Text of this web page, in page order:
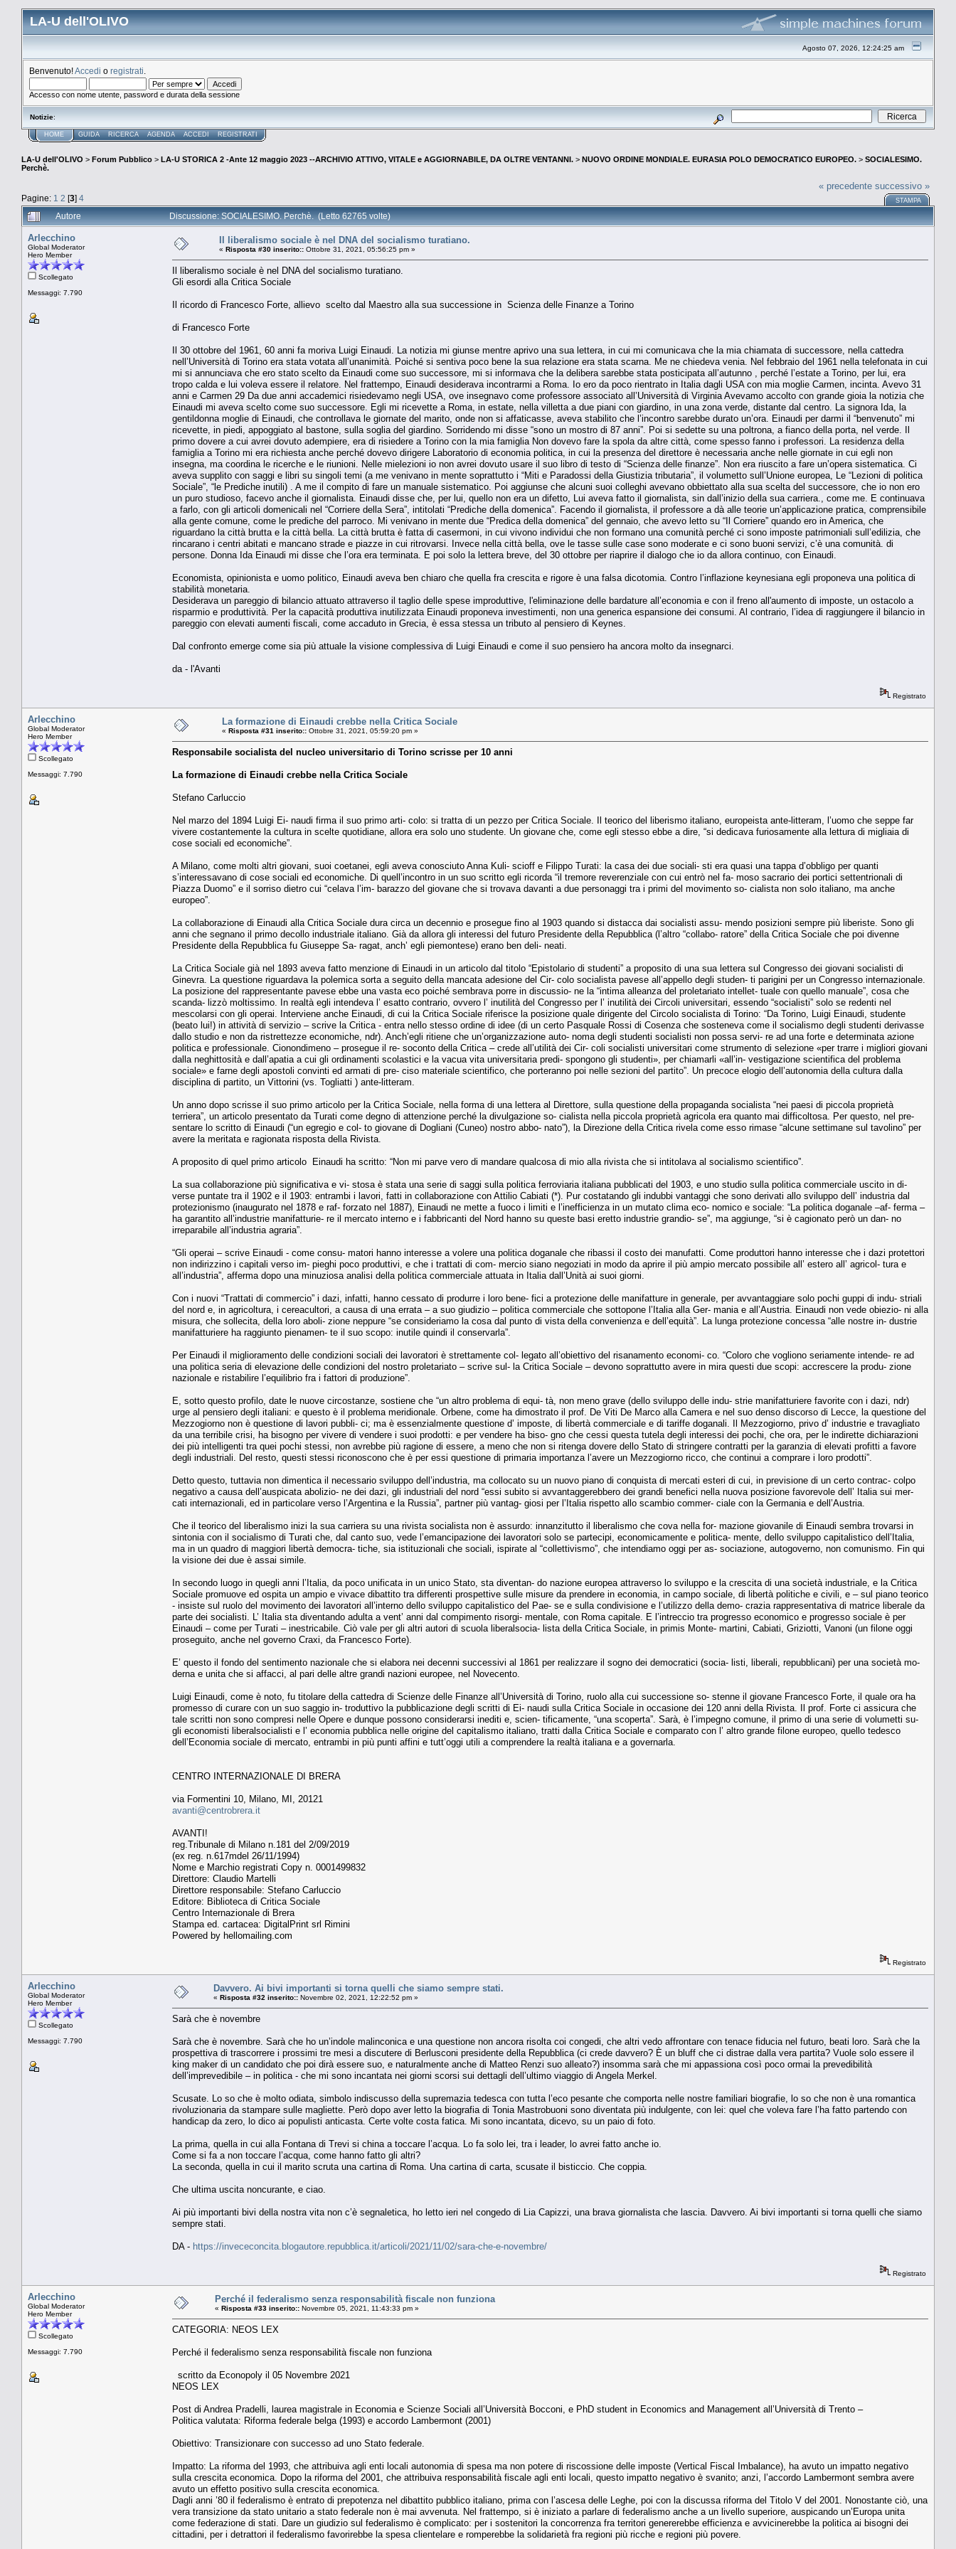
LA-U dell'OLIVO
Agosto 07, 2026, 12:24:25 am
Benvenuto!Accedi o registrati
Accesso con nome utente, password e durata della sessione
Notizie:
HOME GUIDA RICERCA AGENDA ACCEDI REGISTRATI
LA-U dell'OLIVO > Forum Pubblico > LA-U STORICA 2 -Ante 12 maggio 2023 --ARCHIVIO ATTIVO, VITALE e AGGIORNABILE, DA OLTRE VENTANNI. > NUOVO ORDINE MONDIALE. EURASIA POLO DEMOCRATICO EUROPEO. > SOCIALESIMO.
Perchè.
Pagine: 1 2 [3] 4
« precedente successivo »
STAMPA
Autore Discussione: SOCIALESIMO. Perchè. (Letto 62765 volte)
Arlecchino
Global Moderator
Hero Member
Scollegato
Messaggi: 7.790
Il liberalismo sociale è nel DNA del socialismo turatiano.
« Risposta #30 inserito:: Ottobre 31, 2021, 05:56:25 pm »
Il liberalismo sociale è nel DNA del socialismo turatiano.
Gli esordi alla Critica Sociale
Il ricordo di Francesco Forte, allievo scelto dal Maestro alla sua successione in Scienza delle Finanze a Torino
di Francesco Forte
Il 30 ottobre del 1961, 60 anni fa moriva Luigi Einaudi. La notizia mi giunse mentre aprivo una sua lettera, in cui mi comunicava che la mia chiamata di successore, nella cattedra
nell’Università di Torino era stata votata all’unanimità. Poiché si sentiva poco bene la sua relazione era stata scarna. Me ne chiedeva venia. Nel febbraio del 1961 nella telefonata in cui
mi si annunciava che ero stato scelto da Einaudi come suo successore, mi si informava che la delibera sarebbe stata posticipata all’autunno , perché l’estate a Torino, per lui, era
tropo calda e lui voleva essere il relatore. Nel frattempo, Einaudi desiderava incontrarmi a Roma. Io ero da poco rientrato in Italia dagli USA con mia moglie Carmen, incinta. Avevo 31
anni e Carmen 29 Da due anni accademici risiedevamo negli USA, ove insegnavo come professore associato all’Università di Virginia Avevamo accolto con grande gioia la notizia che
Einaudi mi aveva scelto come suo successore. Egli mi ricevette a Roma, in estate, nella villetta a due piani con giardino, in una zona verde, distante dal centro. La signora Ida, la
gentildonna moglie di Einaudi, che controllava le giornate del marito, onde non si affaticasse, aveva stabilito che l’incontro sarebbe durato un’ora. Einaudi per darmi il “benvenuto” mi
ricevette, in piedi, appoggiato al bastone, sulla soglia del giardino. Sorridendo mi disse “sono un mostro di 87 anni”. Poi si sedette su una poltrona, a fianco della porta, nel verde. Il
primo dovere a cui avrei dovuto adempiere, era di risiedere a Torino con la mia famiglia Non dovevo fare la spola da altre città, come spesso fanno i professori. La residenza della
famiglia a Torino mi era richiesta anche perché dovevo dirigere Laboratorio di economia politica, in cui la presenza del direttore è necessaria anche nelle giornate in cui egli non
insegna, ma coordina le ricerche e le riunioni. Nelle mielezioni io non avrei dovuto usare il suo libro di testo di “Scienza delle finanze”. Non era riuscito a fare un’opera sistematica. Ci
aveva supplito con saggi e libri su singoli temi (a me venivano in mente soprattutto i “Miti e Paradossi della Giustizia tributaria”, il volumetto sull’Unione europea, Le “Lezioni di politica
Sociale”, “le Prediche inutili) . A me il compito di fare un manuale sistematico. Poi aggiunse che alcuni suoi colleghi avevano obbiettato alla sua scelta del successore, che io non ero
un puro studioso, facevo anche il giornalista. Einaudi disse che, per lui, quello non era un difetto, Lui aveva fatto il giornalista, sin dall’inizio della sua carriera., come me. E continuava
a farlo, con gli articoli domenicali nel “Corriere della Sera”, intitolati “Prediche della domenica”. Facendo il giornalista, il professore a dà alle teorie un’applicazione pratica, comprensibile
alla gente comune, come le prediche del parroco. Mi venivano in mente due “Predica della domenica” del gennaio, che avevo letto su “Il Corriere” quando ero in America, che
riguardano la città brutta e la città bella. La città brutta è fatta di casermoni, in cui vivono individui che non formano una comunità perché ci sono imposte patrimoniali sull’edilizia, che
rincarano i centri abitati e mancano strade e piazze in cui ritrovarsi. Invece nella città bella, ove le tasse sulle case sono moderate e ci sono buoni servizi, c’è una comunità. di
persone. Donna Ida Einaudi mi disse che l’ora era terminata. E poi solo la lettera breve, del 30 ottobre per riaprire il dialogo che io da allora continuo, con Einaudi.
Economista, opinionista e uomo politico, Einaudi aveva ben chiaro che quella fra crescita e rigore è una falsa dicotomia. Contro l’inflazione keynesiana egli proponeva una politica di
stabilità monetaria.
Desiderava un pareggio di bilancio attuato attraverso il taglio delle spese improduttive, l'eliminazione delle bardature all’economia e con il freno all'aumento di imposte, un ostacolo a
risparmio e produttività. Per la capacità produttiva inutilizzata Einaudi proponeva investimenti, non una generica espansione dei consumi. Al contrario, l’idea di raggiungere il bilancio in
pareggio con elevati aumenti fiscali, come accaduto in Grecia, è essa stessa un tributo al pensiero di Keynes.
Dal confronto emerge come sia più attuale la visione complessiva di Luigi Einaudi e come il suo pensiero ha ancora molto da insegnarci.
da - l'Avanti
Registrato
Arlecchino
Global Moderator
Hero Member
Scollegato
Messaggi: 7.790
La formazione di Einaudi crebbe nella Critica Sociale
« Risposta #31 inserito:: Ottobre 31, 2021, 05:59:20 pm »
Responsabile socialista del nucleo universitario di Torino scrisse per 10 anni
La formazione di Einaudi crebbe nella Critica Sociale
Stefano Carluccio
Nel marzo del 1894 Luigi Ei- naudi firma il suo primo arti- colo: si tratta di un pezzo per Critica Sociale. Il teorico del liberismo italiano, europeista ante-litteram, l’uomo che seppe far
vivere costantemente la cultura in scelte quotidiane, allora era solo uno studente. Un giovane che, come egli stesso ebbe a dire, “si dedicava furiosamente alla lettura di migliaia di
cose sociali ed economiche”.
A Milano, come molti altri giovani, suoi coetanei, egli aveva conosciuto Anna Kuli- scioff e Filippo Turati: la casa dei due sociali- sti era quasi una tappa d’obbligo per quanti
s’interessavano di cose sociali ed economiche. Di quell’incontro in un suo scritto egli ricorda “il tremore reverenziale con cui entrò nel fa- moso sacrario dei portici settentrionali di
Piazza Duomo” e il sorriso dietro cui “celava l’im- barazzo del giovane che si trovava davanti a due personaggi tra i primi del movimento so- cialista non solo italiano, ma anche
europeo”.
La collaborazione di Einaudi alla Critica Sociale dura circa un decennio e prosegue fino al 1903 quando si distacca dai socialisti assu- mendo posizioni sempre più liberiste. Sono gli
anni che segnano il primo decollo industriale italiano. Già da allora gli interessi del futuro Presidente della Repubblica (l’altro “collabo- ratore” della Critica Sociale che poi divenne
Presidente della Repubblica fu Giuseppe Sa- ragat, anch’ egli piemontese) erano ben deli- neati.
La Critica Sociale già nel 1893 aveva fatto menzione di Einaudi in un articolo dal titolo “Epistolario di studenti” a proposito di una sua lettera sul Congresso dei giovani socialisti di
Ginevra. La questione riguardava la polemica sorta a seguito della mancata adesione del Cir- colo socialista pavese all’appello degli studen- ti parigini per un Congresso internazionale.
La posizione del rappresentante pavese ebbe una vasta eco poiché sembrava porre in discussio- ne la “intima alleanza del proletariato intellet- tuale con quello manuale”, cosa che
scanda- lizzò moltissimo. In realtà egli intendeva l’ esatto contrario, ovvero l’ inutilità del Congresso per l’ inutilità dei Circoli universitari, essendo “socialisti” solo se redenti nel
mescolarsi con gli operai. Interviene anche Einaudi, di cui la Critica Sociale riferisce la posizione quale dirigente del Circolo socialista di Torino: “Da Torino, Luigi Einaudi, studente
(beato lui!) in attività di servizio – scrive la Critica - entra nello stesso ordine di idee (di un certo Pasquale Rossi di Cosenza che sosteneva come il socialismo degli studenti derivasse
dallo studio e non da ristrettezze economiche, ndr). Anch’egli ritiene che un’organizzazione auto- noma degli studenti socialisti non possa servi- re ad una forte e determinata azione
politica e professionale. Cionondimeno – prosegue il re- soconto della Critica – crede all’utilità dei Cir- coli socialisti universitari come strumento di selezione «per trarre i migliori giovani
dalla neghittosità e dall’apatia a cui gli ordinamenti scolastici e la vacua vita universitaria predi- spongono gli studenti», per chiamarli «all’in- vestigazione scientifica del problema
sociale» e farne degli apostoli convinti ed armati di pre- ciso materiale scientifico, che porteranno poi nelle sezioni del partito”. Un precoce elogio dell’autonomia della cultura dalla
disciplina di partito, un Vittorini (vs. Togliatti ) ante-litteram.
Un anno dopo scrisse il suo primo articolo per la Critica Sociale, nella forma di una lettera al Direttore, sulla questione della propaganda socialista “nei paesi di piccola proprietà
terriera”, un articolo presentato da Turati come degno di attenzione perché la divulgazione so- cialista nella piccola proprietà agricola era quanto mai difficoltosa. Per questo, nel pre-
sentare lo scritto di Einaudi (“un egregio e col- to giovane di Dogliani (Cuneo) nostro abbo- nato”), la Direzione della Critica rivela come esso rimase “alcune settimane sul tavolino” per
avere la meritata e ragionata risposta della Rivista.
A proposito di quel primo articolo Einaudi ha scritto: “Non mi parve vero di mandare qualcosa di mio alla rivista che si intitolava al socialismo scientifico”.
La sua collaborazione più significativa e vi- stosa è stata una serie di saggi sulla politica ferroviaria italiana pubblicati del 1903, e uno studio sulla politica commerciale uscito in di-
verse puntate tra il 1902 e il 1903: entrambi i lavori, fatti in collaborazione con Attilio Cabiati (*). Pur costatando gli indubbi vantaggi che sono derivati allo sviluppo dell’ industria dal
protezionismo (inaugurato nel 1878 e raf- forzato nel 1887), Einaudi ne mette a fuoco i limiti e l’inefficienza in un mutato clima eco- nomico e sociale: “La politica doganale –af- ferma –
ha garantito all’industrie manifatturie- re il mercato interno e i fabbricanti del Nord hanno su queste basi eretto industrie grandio- se”, ma aggiunge, “si è cagionato però un dan- no
irreparabile all’industria agraria”.
“Gli operai – scrive Einaudi - come consu- matori hanno interesse a volere una politica doganale che ribassi il costo dei manufatti. Come produttori hanno interesse che i dazi protettori
non indirizzino i capitali verso im- pieghi poco produttivi, e che i trattati di com- mercio siano negoziati in modo da aprire il più ampio mercato possibile all’ estero all’ agricol- tura e
all’industria”, afferma dopo una minuziosa analisi della politica commerciale attuata in Italia dall’Unità ai suoi giorni.
Con i nuovi “Trattati di commercio” i dazi, infatti, hanno cessato di produrre i loro bene- fici a protezione delle manifatture in generale, per avvantaggiare solo pochi guppi di indu- striali
del nord e, in agricoltura, i cereacultori, a causa di una errata – a suo giudizio – politica commerciale che sottopone l’Italia alla Ger- mania e all’Austria. Einaudi non vede obiezio- ni alla
misura, che sollecita, della loro aboli- zione neppure “se consideriamo la cosa dal punto di vista della convenienza e dell’equità”. La lunga protezione concessa “alle nostre in- dustrie
manifatturiere ha raggiunto pienamen- te il suo scopo: inutile quindi il conservarla”.
Per Einaudi il miglioramento delle condizioni sociali dei lavoratori è strettamente col- legato all’obiettivo del risanamento economi- co. “Coloro che vogliono seriamente intende- re ad
una politica seria di elevazione delle condizioni del nostro proletariato – scrive sul- la Critica Sociale – devono soprattutto avere in mira questi due scopi: accrescere la produ- zione
nazionale e ristabilire l’equilibrio fra i fattori di produzione”.
E, sotto questo profilo, date le nuove circostanze, sostiene che “un altro problema di equi- tà, non meno grave (dello sviluppo delle indu- strie manifatturiere favorite con i dazi, ndr)
urge al pensiero degli italiani: e questo è il problema meridionale. Orbene, come ha dimostrato il prof. De Viti De Marco alla Camera e nel suo denso discorso di Lecce, la questione del
Mezzogiorno non è questione di lavori pubbli- ci; ma è essenzialmente questione d’ imposte, di libertà commerciale e di tariffe doganali. Il Mezzogiorno, privo d’ industrie e travagliato
da una terribile crisi, ha bisogno per vivere di vendere i suoi prodotti: e per vendere ha biso- gno che cessi questa tutela degli interessi dei pochi, che ora, per le indirette dichiarazioni
dei più intelligenti tra quei pochi stessi, non avrebbe più ragione di essere, a meno che non si ritenga dovere dello Stato di stringere contratti per la garanzia di elevati profitti a favore
degli industriali. Del resto, questi stessi riconoscono che è per essi questione di primaria importanza l’avere un Mezzogiorno ricco, che continui a comprare i loro prodotti”.
Detto questo, tuttavia non dimentica il necessario sviluppo dell’industria, ma collocato su un nuovo piano di conquista di mercati esteri di cui, in previsione di un certo contrac- colpo
negativo a causa dell’auspicata abolizio- ne dei dazi, gli industriali del nord “essi subito si avvantaggerebbero dei grandi benefici nella nuova posizione favorevole dell’ Italia sui mer-
cati internazionali, ed in particolare verso l’Argentina e la Russia”, partner più vantag- giosi per l’Italia rispetto allo scambio commer- ciale con la Germania e dell’Austria.
Che il teorico del liberalismo inizi la sua carriera su una rivista socialista non è assurdo: innanzitutto il liberalismo che cova nella for- mazione giovanile di Einaudi sembra trovarsi in
sintonia con il socialismo di Turati che, dal canto suo, vede l’emancipazione dei lavoratori solo se partecipi, economicamente e politica- mente, dello sviluppo capitalistico dell’Italia,
ma in un quadro di maggiori libertà democra- tiche, sia istituzionali che sociali, ispirate al “collettivismo”, che intendiamo oggi per as- sociazione, autogoverno, non comunismo. Fin qui
la visione dei due è assai simile.
In secondo luogo in quegli anni l’Italia, da poco unificata in un unico Stato, sta diventan- do nazione europea attraverso lo sviluppo e la crescita di una società industriale, e la Critica
Sociale promuove ed ospita un ampio e vivace dibattito tra differenti prospettive sulle misure da prendere in economia, in campo sociale, di libertà politiche e civili, e – sul piano teorico
- insiste sul ruolo del movimento dei lavoratori all’interno dello sviluppo capitalistico del Pae- se e sulla condivisione e l’utilizzo della demo- crazia rappresentativa di matrice liberale da
parte dei socialisti. L’ Italia sta diventando adulta a vent’ anni dal compimento risorgi- mentale, con Roma capitale. E l’intreccio tra progresso economico e progresso sociale è per
Einaudi – come per Turati – inestricabile. Ciò vale per gli altri autori di scuola liberalsocia- lista della Critica Sociale, in primis Monte- martini, Cabiati, Griziotti, Vanoni (un filone oggi
proseguito, anche nel governo Craxi, da Francesco Forte).
E’ questo il fondo del sentimento nazionale che si elabora nei decenni successivi al 1861 per realizzare il sogno dei democratici (socia- listi, liberali, repubblicani) per una società mo-
derna e unita che si affacci, al pari delle altre grandi nazioni europee, nel Novecento.
Luigi Einaudi, come è noto, fu titolare della cattedra di Scienze delle Finanze all’Università di Torino, ruolo alla cui successione so- stenne il giovane Francesco Forte, il quale ora ha
promesso di curare con un suo saggio in- troduttivo la pubblicazione degli scritti di Ei- naudi sulla Critica Sociale in occasione dei 120 anni della Rivista. Il prof. Forte ci assicura che
tale scritti non sono compresi nelle Opere e dunque possono considerarsi inediti e, scien- tificamente, “una scoperta”. Sarà, è l’impegno comune, il primo di una serie di volumetti su-
gli economisti liberalsocialisti e l’ economia pubblica nelle origine del capitalismo italiano, tratti dalla Critica Sociale e comparato con l’ altro grande filone europeo, quello tedesco
dell’Economia sociale di mercato, entrambi in più punti affini e tutt’oggi utili a comprendere la realtà italiana e a governarla.
CENTRO INTERNAZIONALE DI BRERA
via Formentini 10, Milano, MI, 20121
avanti@centrobrera.it
AVANTI!
reg.Tribunale di Milano n.181 del 2/09/2019
(ex reg. n.617mdel 26/11/1994)
Nome e Marchio registrati Copy n. 0001499832
Direttore: Claudio Martelli
Direttore responsabile: Stefano Carluccio
Editore: Biblioteca di Critica Sociale
Centro Internazionale di Brera
Stampa ed. cartacea: DigitalPrint srl Rimini
Powered by hellomailing.com
Registrato
Arlecchino
Global Moderator
Hero Member
Scollegato
Messaggi: 7.790
Davvero. Ai bivi importanti si torna quelli che siamo sempre stati.
« Risposta #32 inserito:: Novembre 02, 2021, 12:22:52 pm »
Sarà che è novembre
Sarà che è novembre. Sarà che ho un’indole malinconica e una questione non ancora risolta coi congedi, che altri vedo affrontare con tenace fiducia nel futuro, beati loro. Sarà che la
prospettiva di trascorrere i prossimi tre mesi a discutere di Berlusconi presidente della Repubblica (ci crede davvero? È un bluff che ci distrae dalla vera partita? Vuole solo essere il
king maker di un candidato che poi dirà essere suo, e naturalmente anche di Matteo Renzi suo alleato?) insomma sarà che mi appassiona così poco ormai la prevedibilità
dell’imprevedibile – in politica - che mi sono incantata nei giorni scorsi sui dettagli dell’ultimo viaggio di Angela Merkel.
Scusate. Lo so che è molto odiata, simbolo indiscusso della supremazia tedesca con tutta l’eco pesante che comporta nelle nostre familiari biografie, lo so che non è una romantica
rivoluzionaria da stampare sulle magliette. Però dopo aver letto la biografia di Tonia Mastrobuoni sono diventata più indulgente, con lei: quel che voleva fare l’ha fatto partendo con
handicap da zero, lo dico ai populisti anticasta. Certe volte costa fatica. Mi sono incantata, dicevo, su un paio di foto.
La prima, quella in cui alla Fontana di Trevi si china a toccare l’acqua. Lo fa solo lei, tra i leader, lo avrei fatto anche io.
Come si fa a non toccare l’acqua, come hanno fatto gli altri?
La seconda, quella in cui il marito scruta una cartina di Roma. Una cartina di carta, scusate il bisticcio. Che coppia.
Che ultima uscita noncurante, e ciao.
Ai più importanti bivi della nostra vita non c’è segnaletica, ho letto ieri nel congedo di Lia Capizzi, una brava giornalista che lascia. Davvero. Ai bivi importanti si torna quelli che siamo
sempre stati.
DA - https://invececoncita.blogautore.repubblica.it/articoli/2021/11/02/sara-che-e-novembre/
Registrato
Arlecchino
Global Moderator
Hero Member
Scollegato
Messaggi: 7.790
Perché il federalismo senza responsabilità fiscale non funziona
« Risposta #33 inserito:: Novembre 05, 2021, 11:43:33 pm »
CATEGORIA: NEOS LEX
Perché il federalismo senza responsabilità fiscale non funziona
scritto da Econopoly il 05 Novembre 2021
NEOS LEX
Post di Andrea Pradelli, laurea magistrale in Economia e Scienze Sociali all’Università Bocconi, e PhD student in Economics and Management all’Università di Trento –
Politica valutata: Riforma federale belga (1993) e accordo Lambermont (2001)
Obiettivo: Transizionare con successo ad uno Stato federale.
Impatto: La riforma del 1993, che attribuiva agli enti locali autonomia di spesa ma non potere di riscossione delle imposte (Vertical Fiscal Imbalance), ha avuto un impatto negativo
sulla crescita economica. Dopo la riforma del 2001, che attribuiva responsabilità fiscale agli enti locali, questo impatto negativo è svanito; anzi, l’accordo Lambermont sembra avere
avuto un effetto positivo sulla crescita economica.
Dagli anni ’80 il federalismo è entrato di prepotenza nel dibattito pubblico italiano, prima con l’ascesa delle Leghe, poi con la discussa riforma del Titolo V del 2001. Nonostante ciò, una
vera transizione da stato unitario a stato federale non è mai avvenuta. Nel frattempo, si è iniziato a parlare di federalismo anche a un livello superiore, auspicando un’Europa unita
come federazione di stati. Dare un giudizio sul federalismo è complicato: per i sostenitori la concorrenza fra territori genererebbe efficienza e avvicinerebbe la politica ai bisogni dei
cittadini, per i detrattori il federalismo favorirebbe la spesa clientelare e romperebbe la solidarietà fra regioni più ricche e regioni più povere.